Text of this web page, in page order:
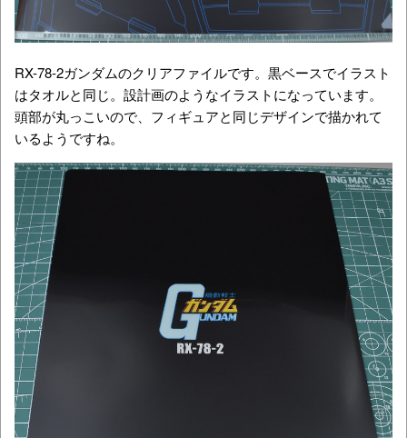
RX-78-2ガンダムのクリアファイルです。黒ベースでイラスト
はタオルと同じ。設計画のようなイラストになっています。
頭部が丸っこいので、フィギュアと同じデザインで描かれて
いるようですね。